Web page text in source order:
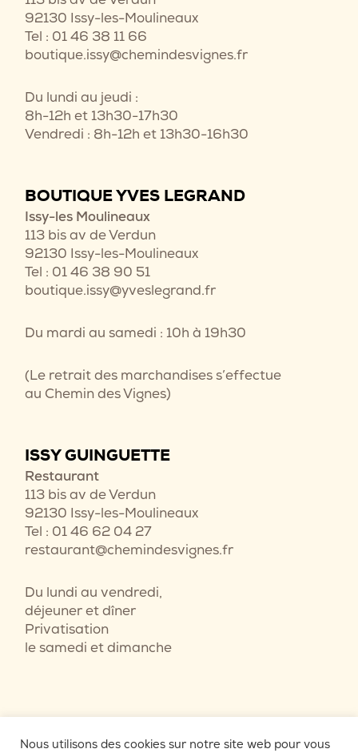
92130 Issy-les-Moulineaux
Tel : 01 46 38 11 66
boutique.issy@chemindesvignes.fr
Du lundi au jeudi :
8h-12h et 13h30-17h30
Vendredi : 8h-12h et 13h30-16h30
BOUTIQUE YVES LEGRAND
Issy-les Moulineaux
113 bis av de Verdun
92130 Issy-les-Moulineaux
Tel : 01 46 38 90 51
boutique.issy@yveslegrand.fr
Du mardi au samedi : 10h à 19h30
(Le retrait des marchandises s’effectue
au Chemin des Vignes)
ISSY GUINGUETTE
Restaurant
113 bis av de Verdun
92130 Issy-les-Moulineaux
Tel : 01 46 62 04 27
restaurant@chemindesvignes.fr
Du lundi au vendredi,
déjeuner et dîner
Privatisation
le samedi et dimanche
Nous utilisons des cookies sur notre site web pour vous